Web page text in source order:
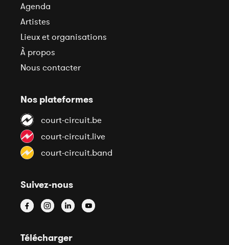
Agenda
Artistes
Lieux et organisations
À propos
Nous contacter
Nos plateformes
court-circuit.be
court-circuit.live
court-circuit.band
Suivez-nous
Télécharger